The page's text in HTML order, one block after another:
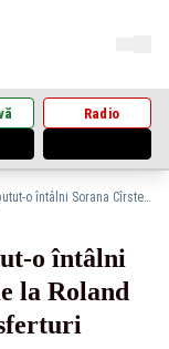
Radio
Adversara pe care ar fi putut-o întâlni Sorana Cîrstea în semifinale la Roland Garros. Duel ucrainean în sferturi
o întâlni
la Roland